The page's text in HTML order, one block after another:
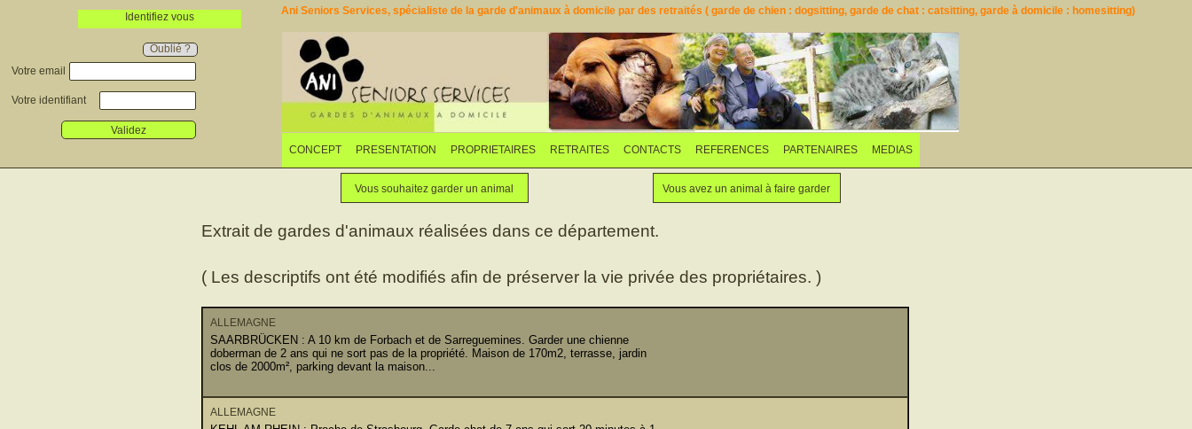
Identifiez vous
Oublié ?
Votre email
Votre identifiant
Validez
Ani Seniors Services, spécialiste de la garde d'animaux à domicile par des retraités ( garde de chien : dogsitting, garde de chat : catsitting, garde à domicile : homesitting)
CONCEPT PRESENTATION PROPRIETAIRES
Faites garder votre animal
RETRAITES
Vous souhaitez garder un animal
CONTACTS REFERENCES PARTENAIRES MEDIAS
Vous souhaitez garder un animal Vous avez un animal à faire garder
Extrait de gardes d'animaux réalisées dans ce département.
( Les descriptifs ont été modifiés afin de préserver la vie privée des propriétaires. )
ALLEMAGNE
SAARBRÜCKEN : A 10 km de Forbach et de Sarreguemines. Garder une chienne
doberman de 2 ans qui ne sort pas de la propriété. Maison de 170m2, terrasse, jardin
clos de 2000m², parking devant la maison...
ALLEMAGNE